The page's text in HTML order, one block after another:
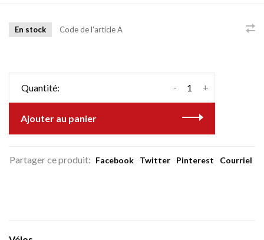
En stock Code de l'articleA
Quantité: +
-
Ajouter au panier
Partager ce produit: Facebook Twitter Pinterest Courriel